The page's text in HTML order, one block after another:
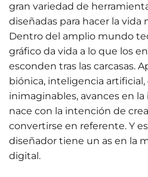
gran variedad de
diseñadas para hacer la vida
Dentro del amplio mundo
gráfico da vida a lo que los
esconden tras las carcasas.
biónica, inteligencia
inimaginables, avances en
nace con la intención de
convertirse en referente. Y
diseñador tiene un as en la
digital.